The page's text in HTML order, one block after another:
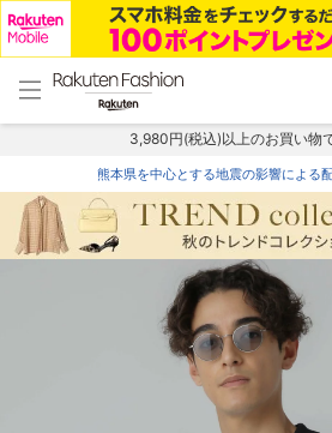
menu home
トップ
3,980円(税込)以上のお買い物
熊本県を中心とする地震の影響による